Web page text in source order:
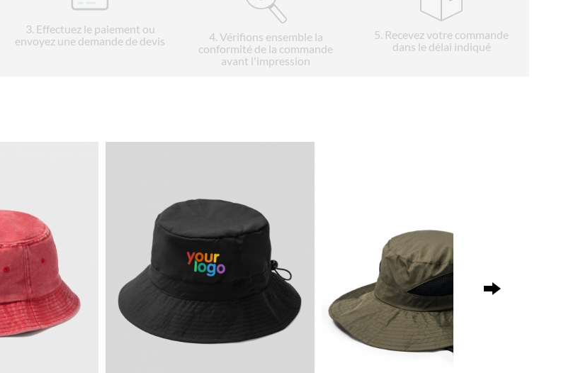
3. Effectuez le paiement ou
envoyez une demande de devis
4. Vérifions ensemble la
conformité de la commande
avant l'impression
5 . Recevez votre commande
dans le délai indiqué